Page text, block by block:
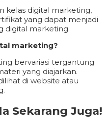
kelas digital marketing,
yang dapat menjadi
digital marketing.
marketing?
bervariasi tergantung
yang diajarkan.
di website atau
Sekarang Juga!